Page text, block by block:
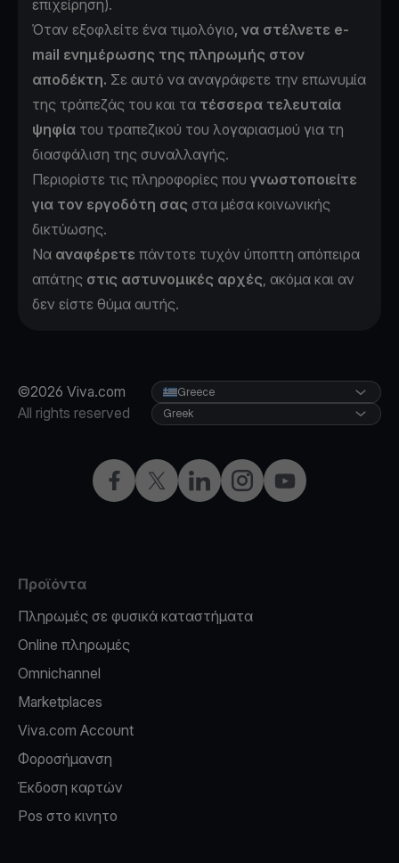
επιχείρηση).
Όταν εξοφλείτε ένα τιμολόγιο, να στέλνετε e-
mail ενημέρωσης της πληρωμής στον
αποδέκτη. Σε αυτό να αναγράφετε την επωνυμία
της τράπεζάς του και τα τέσσερα τελευταία
ψηφία του τραπεζικού του λογαριασμού για τη
διασφάλιση της συναλλαγής.
Περιορίστε τις πληροφορίες που γνωστοποιείτε
για τον εργοδότη σας στα μέσα κοινωνικής
δικτύωσης.
Να αναφέρετε πάντοτε τυχόν ύποπτη απόπειρα
απάτης στις αστυνομικές αρχές, ακόμα και αν
δεν είστε θύμα αυτής.
©2026 Viva.com
All rights reserved
Facebook
X LinkedInInstagramYouTube
Greece
Greek
Προϊόντα
Πληρωμές σε φυσικά καταστήματα
Online πληρωμές
Omnichannel
Marketplaces
Viva.com Account
Φοροσήμανση
Έκδοση καρτών
Pos στο κινητο